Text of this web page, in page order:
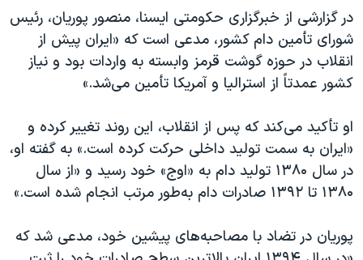
اسرائیل در جنگ
نرگس محمدی برنده جایزه نوبل صلح
همایش محافظه‌کاران آمریکا «سی‌پک»
صفحه‌های ویژه
سفر پرزیدنت ترامپ به چین
در گزارشی از خبرگزاری حکومتی ایسنا، منصور پوریان، رئیس
شورای تأمین دام کشور، مدعی است که «ایران پیش از
انقلاب در حوزه گوشت قرمز وابسته به واردات بود و نیاز
کشور عمدتاً از استرالیا و آمریکا تأمین می‌شد.»
او تأکید می‌کند که پس از انقلاب، این روند تغییر کرده و
«ایران به سمت تولید داخلی حرکت کرده است.» به گفته او،
در سال ۱۳۸۰ تولید دام به «اوج» خود رسید و «از سال
۱۳۸۰ تا ۱۳۹۲ صادرات دام به‌طور مرتب انجام شده است.»
پوریان در تضاد با مصاحبه‌های پیشین خود، مدعی شد که